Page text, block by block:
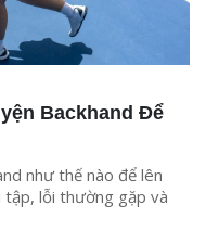
Backhand Để
như thế nào để lên
tập, lỗi thường gặp và